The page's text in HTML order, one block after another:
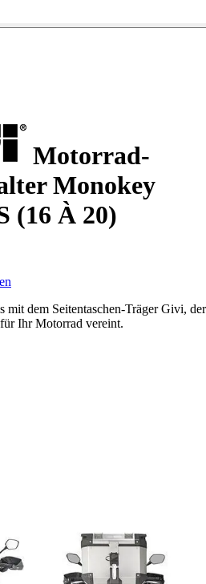
Motorrad-
Monokey
(16 À 20)
mit dem Seitentaschen-Träger Givi, der
Ihr Motorrad vereint.